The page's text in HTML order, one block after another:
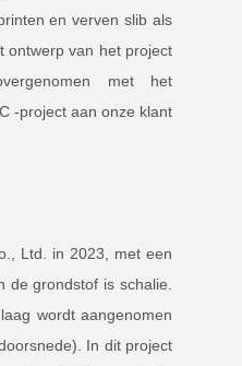
en verven slib als
ontwerp van het project
met het
-project aan onze klant
Ltd. in 2023, met een
grondstof is schalie.
wordt aangenomen
In dit project